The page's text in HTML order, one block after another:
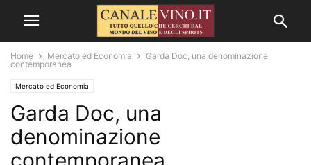
Home Mercato ed Economia
Garda Doc, una denominazione
contemporanea
Mercato ed Economia
Garda Doc, una
denominazione